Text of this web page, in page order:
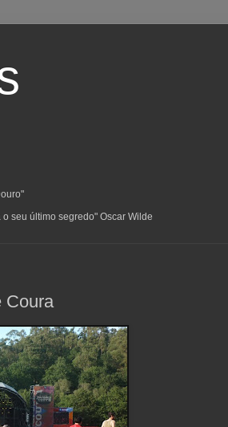
seu último segredo" Oscar Wilde
Coura